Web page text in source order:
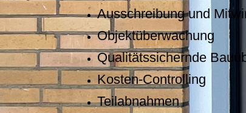
Ausschreibung und
Objektüberwachung
Qualitätssichernde
Kosten-Controlling
Teilabnahmen